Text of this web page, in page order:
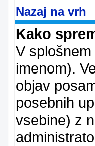
Nazaj na vrh
Kako
V
imenom).
objav
posebnih
vsebine) z